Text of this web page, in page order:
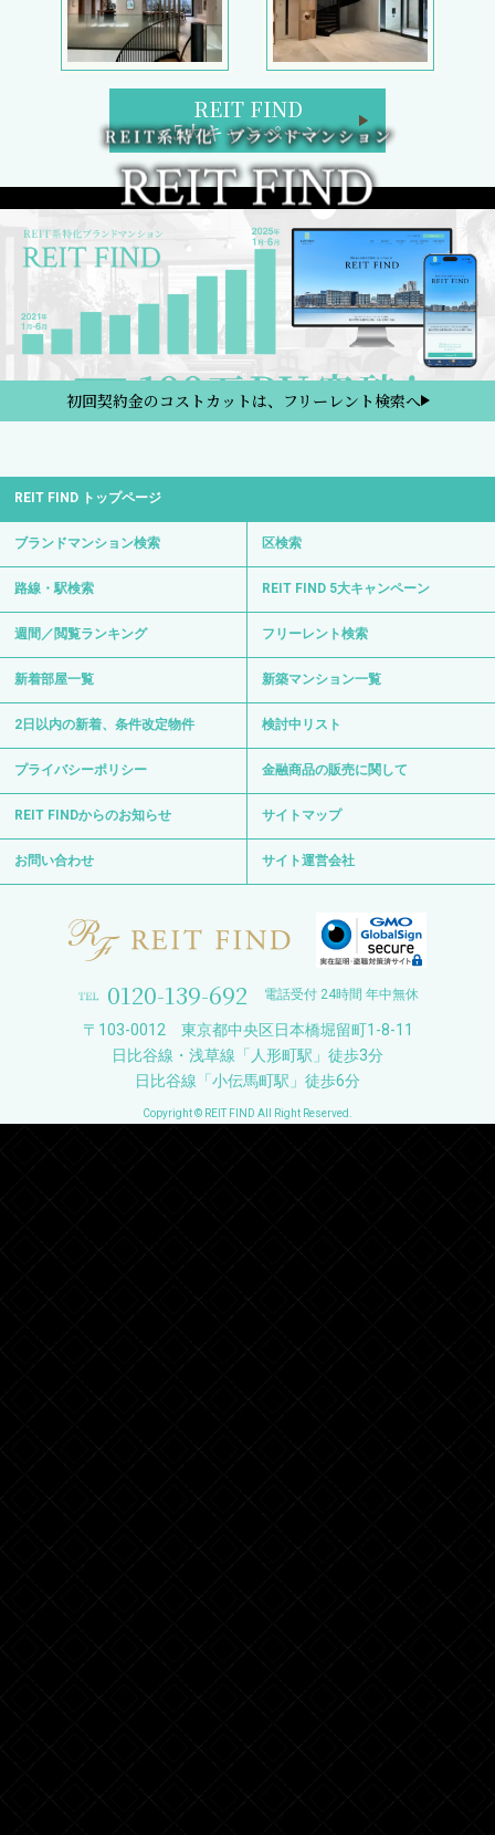
REIT FIND
5大キャンペーン
初回契約金のコストカットは、フリーレント検索へ
REIT FIND トップページ
ブランドマンション検索 区検索
路線・駅検索 REIT FIND 5大キャンペーン
週間／閲覧ランキング フリーレント検索
新着部屋一覧 新築マンション一覧
2日以内の新着、条件改定物件 検討中リスト
プライバシーポリシー 金融商品の販売に関して
REIT FINDからのお知らせ サイトマップ
お問い合わせ サイト運営会社
0120-139-692 電話受付 24時間 年中無休
〒103-0012 東京都中央区日本橋堀留町1-8-11
日比谷線・浅草線「人形町駅」徒歩3分
日比谷線「小伝馬町駅」徒歩6分
Copyright © REIT FIND All Right Reserved.